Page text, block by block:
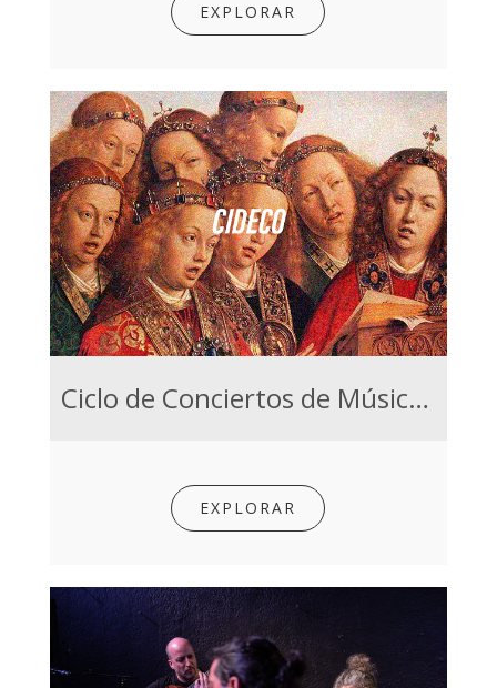
EXPLORAR
Ciclo de Conciertos de Música Antigua (CIDECO)
EXPLORAR